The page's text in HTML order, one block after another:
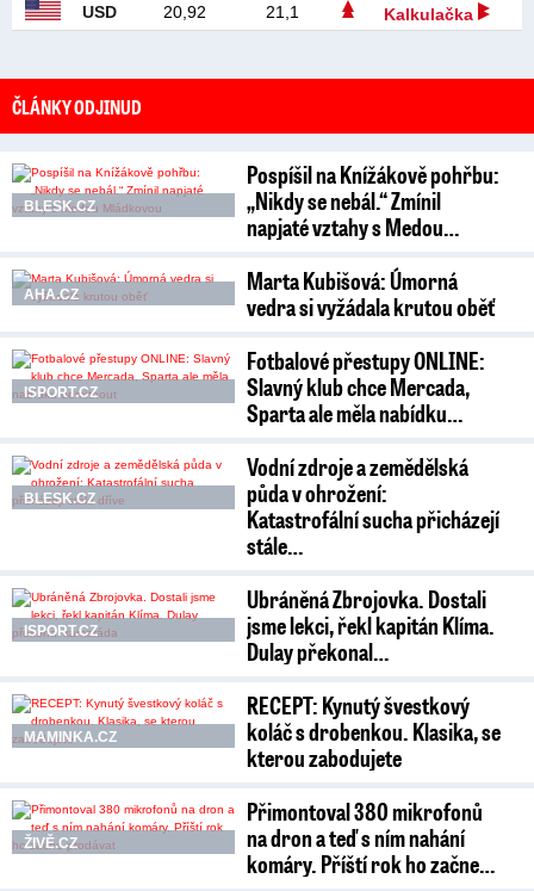
USD
20,92 21,1 Kalkulačka
ČLÁNKY ODJINUD
BLESK.CZ
Pospíšil na Knížákově pohřbu:
„Nikdy se nebál.“ Zmínil
napjaté vztahy s Medou…
AHA.CZ
Marta Kubišová: Úmorná
vedra si vyžádala krutou oběť
ISPORT.CZ
Fotbalové přestupy ONLINE:
Slavný klub chce Mercada,
Sparta ale měla nabídku…
BLESK.CZ
Vodní zdroje a zemědělská
půda v ohrožení:
Katastrofální sucha přicházejí
stále…
ISPORT.CZ
Ubráněná Zbrojovka. Dostali
jsme lekci, řekl kapitán Klíma.
Dulay překonal…
MAMINKA.CZ
RECEPT: Kynutý švestkový
koláč s drobenkou. Klasika, se
kterou zabodujete
ŽIVĚ.CZ
Přimontoval 380 mikrofonů
na dron a teď s ním nahání
komáry. Příští rok ho začne…